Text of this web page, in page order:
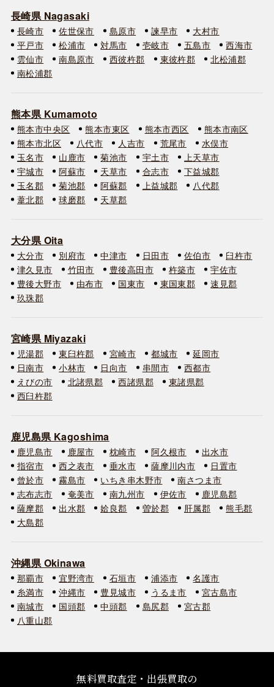
長崎県 Nagasaki
長崎市 佐世保市 島原市 諫早市
大村市
平戸市
松浦市 対馬市 壱岐市 五島市
西海市
雲仙市
南島原市 西彼杵郡 東彼杵郡
北松浦郡
南松浦郡
熊本県 Kumamoto
熊本市中央区 熊本市東区 熊本市西区
熊本市南区
熊本市北区
八代市 人吉市 荒尾市
水俣市
玉名市
山鹿市 菊池市 宇土市
上天草市
宇城市
阿蘇市 天草市 合志市
下益城郡
玉名郡
菊池郡 阿蘇郡 上益城郡
八代郡
葦北郡
球磨郡 天草郡
大分県 Oita
大分市 別府市 中津市 日田市 佐伯市
臼杵市
津久見市
竹田市 豊後高田市 杵築市
宇佐市
豊後大野市
由布市 国東市 東国東郡
速見郡
玖珠郡
宮崎県 Miyazaki
児湯郡 東臼杵郡 宮崎市 都城市
延岡市
日南市
小林市 日向市 串間市
西都市
えびの市
北諸県郡 西諸県郡
東諸県郡
西臼杵郡
鹿児島県 Kagoshima
鹿児島市 鹿屋市 枕崎市 阿久根市
出水市
指宿市
西之表市 垂水市 薩摩川内市
日置市
曾於市
霧島市 いちき串木野市
南さつま市
志布志市
奄美市 南九州市 伊佐市
鹿児島郡
薩摩郡
出水郡 姶良郡 曽於郡 肝属郡
熊毛郡
大島郡
沖縄県 Okinawa
那覇市 宜野湾市 石垣市 浦添市
名護市
糸満市
沖縄市 豊見城市 うるま市
宮古島市
南城市
国頭郡 中頭郡 島尻郡
宮古郡
八重山郡
無料買取査定・出張買取の